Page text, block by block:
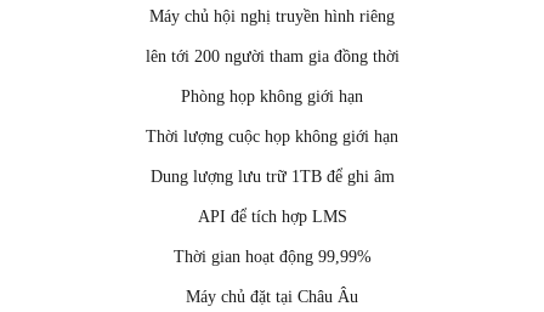
Máy chủ hội nghị truyền hình riêng
lên tới 200 người tham gia đồng thời
Phòng họp không giới hạn
Thời lượng cuộc họp không giới hạn
Dung lượng lưu trữ 1TB để ghi âm
API để tích hợp LMS
Thời gian hoạt động 99,99%
Máy chủ đặt tại Châu Âu